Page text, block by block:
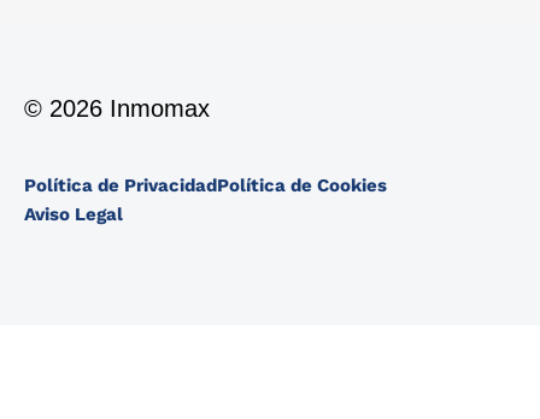
© 2026 Inmomax
Política de PrivacidadPolítica de Cookies
Aviso Legal